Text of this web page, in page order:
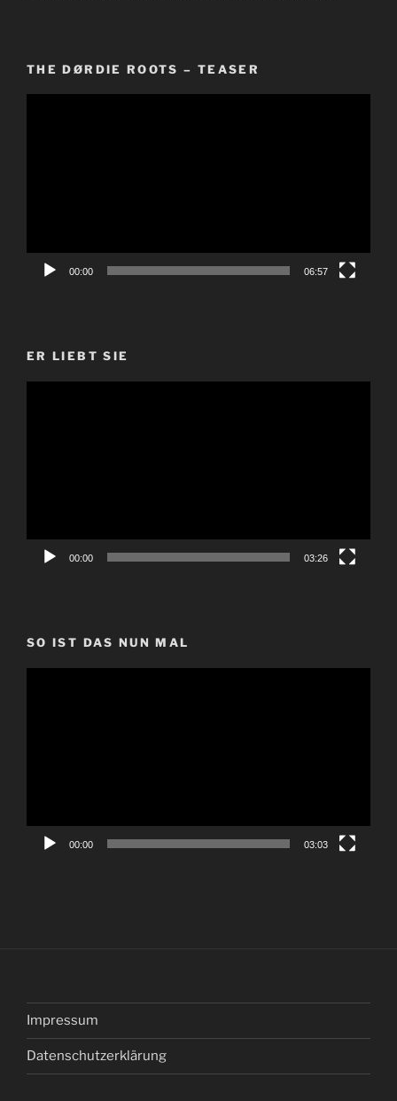
THE DØRDIE ROOTS – TEASER
00:00 06:57
ER LIEBT SIE
00:00 03:26
SO IST DAS NUN MAL
00:00 03:03
Impressum
Datenschutzerklärung